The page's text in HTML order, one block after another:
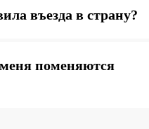
въезда в страну?
поменяются